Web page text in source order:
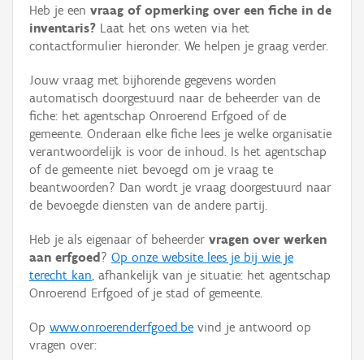
Erfgoedobject
Aanduidingsobject
Waarneming
Thema
Gebeurtenis
Persoon of collectief
Hergebruik
Aanmelden
Heb je een vraag of opmerking over een fiche in de
inventaris? Laat het ons weten via het
contactformulier hieronder. We helpen je graag verder.
Jouw vraag met bijhorende gegevens worden
automatisch doorgestuurd naar de beheerder van de
fiche: het agentschap Onroerend Erfgoed of de
gemeente. Onderaan elke fiche lees je welke organisatie
verantwoordelijk is voor de inhoud. Is het agentschap
of de gemeente niet bevoegd om je vraag te
beantwoorden? Dan wordt je vraag doorgestuurd naar
de bevoegde diensten van de andere partij.
Heb je als eigenaar of beheerder vragen over werken
aan erfgoed ? Op onze website lees je bij wie je
terecht kan, afhankelijk van je situatie: het agentschap
Onroerend Erfgoed of je stad of gemeente.
Op www.onroerenderfgoed.be vind je antwoord op
vragen over: